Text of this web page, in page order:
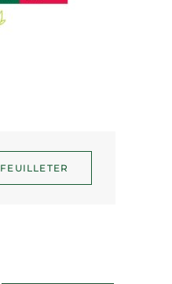
FEUILLETER